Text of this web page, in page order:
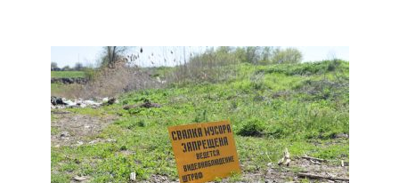
В Ростове на озере Лесном
утонул 43-летний мужчина
07 августа 2026 15:06